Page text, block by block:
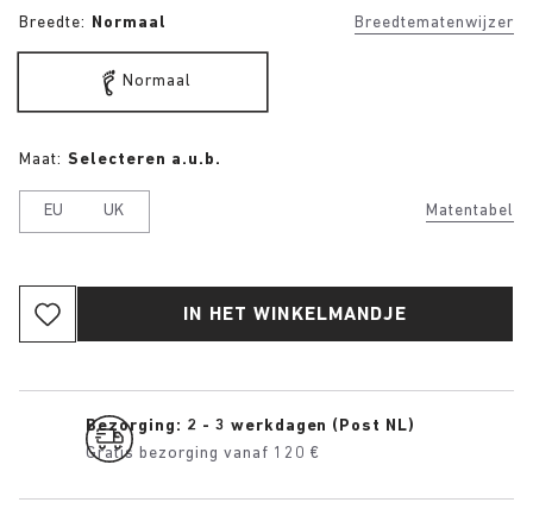
Breedte: Normaal Breedtematenwijzer
Normaal
Matentabel
Maat: Selecteren a.u.b.
EU UK
IN HET WINKELMANDJE
Bezorging: 2 - 3 werkdagen (Post NL)
Gratis bezorging vanaf 120 €